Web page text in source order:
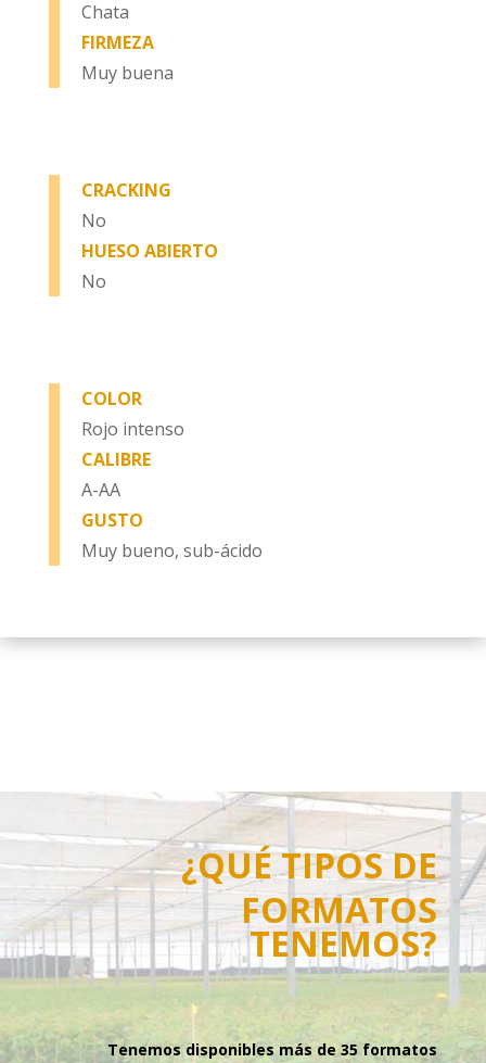
Chata
FIRMEZA
Muy buena
CRACKING
No
HUESO ABIERTO
No
COLOR
Rojo intenso
CALIBRE
A-AA
GUSTO
Muy bueno, sub-ácido
¿QUÉ TIPOS DE
FORMATOS
TENEMOS?
Tenemos disponibles más de 35 formatos